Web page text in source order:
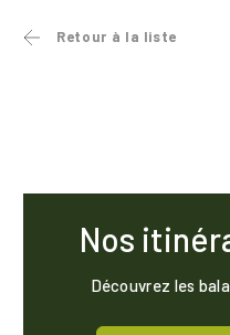
Retour à la liste
Nos
Découvrez les